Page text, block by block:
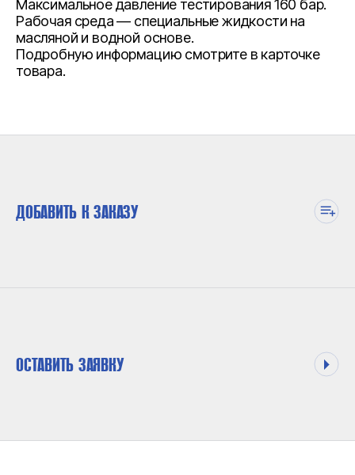
Максимальное давление тестирования 160 бар.
Рабочая среда — специальные жидкости на
масляной и водной основе.
Подробную информацию смотрите в карточке
товара.
ДОБАВИТЬ К ЗАКАЗУ
ОСТАВИТЬ ЗАЯВКУ